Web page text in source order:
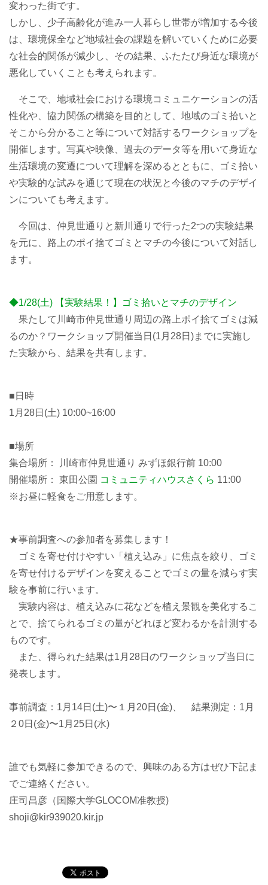
変わった街です。
しかし、少子高齢化が進み一人暮らし世帯が増加する今後
は、環境保全など地域社会の課題を解いていくために必要
な社会的関係が減少し、その結果、ふたたび身近な環境が
悪化していくことも考えられます。
そこで、地域社会における環境コミュニケーションの活
性化や、協力関係の構築を目的として、地域のゴミ拾いと
そこから分かること等について対話するワークショップを
開催します。写真や映像、過去のデータ等を用いて身近な
生活環境の変遷について理解を深めるとともに、ゴミ拾い
や実験的な試みを通じて現在の状況と今後のマチのデザイ
ンについても考えます。
今回は、仲見世通りと新川通りで行った2つの実験結果
を元に、路上のポイ捨てゴミとマチの今後について対話し
ます。
◆1/28(土) 【実験結果！】ゴミ拾いとマチのデザイン
果たして川崎市仲見世通り周辺の路上ポイ捨てゴミは減
るのか？ワークショップ開催当日(1月28日)までに実施し
た実験から、結果を共有します。
■日時
1月28日(土) 10:00~16:00
■場所
集合場所： 川崎市仲見世通り みずほ銀行前 10:00
開催場所： 東田公園 コミュニティハウスさくら 11:00
※お昼に軽食をご用意します。
★事前調査への参加者を募集します！
ゴミを寄せ付けやすい「植え込み」に焦点を絞り、ゴミ
を寄せ付けるデザインを変えることでゴミの量を減らす実
験を事前に行います。
実験内容は、植え込みに花などを植え景観を美化するこ
とで、捨てられるゴミの量がどれほど変わるかを計測する
ものです。
また、得られた結果は1月28日のワークショップ当日に
発表します。
事前調査：1月14日(土)〜１月20日(金)、 結果測定：1月
２0日(金)〜1月25日(水)
誰でも気軽に参加できるので、興味のある方はぜひ下記ま
でご連絡ください。
庄司昌彦（国際大学GLOCOM准教授)
shoji@kir939020.kir.jp